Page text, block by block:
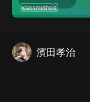
濱田孝治